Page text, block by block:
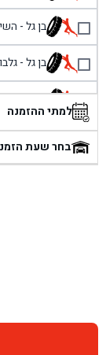
בן גל - השיש 8, חיפה
בן גל - גלבוע 6, שילת -
בן גל -
בן גל -
בן גל - דרך
בן גל - הרצל 6, גדרה
בן גל - שדרות דוד
למתי ההזמנה
בחר שעת